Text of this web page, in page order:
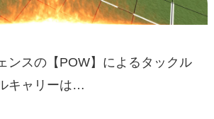
ンスの【POW】によるタックル
キャリーは…